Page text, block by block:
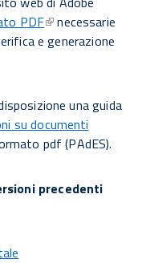
PDF
necessarie
e generazione
una guida
su documenti
pdf (PAdES).
precedenti